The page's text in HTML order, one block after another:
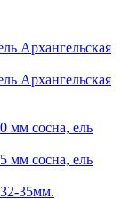
Архангельская
Архангельская
мм сосна, ель
мм сосна, ель
35мм.